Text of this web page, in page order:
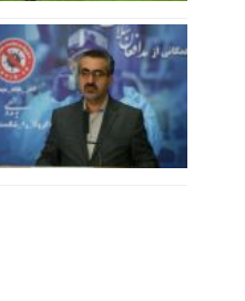
27 مه 2020
در ایران را اعلام